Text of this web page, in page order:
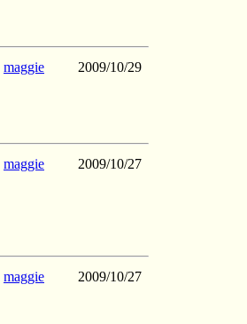
maggie 2009/10/29
maggie 2009/10/27
maggie 2009/10/27